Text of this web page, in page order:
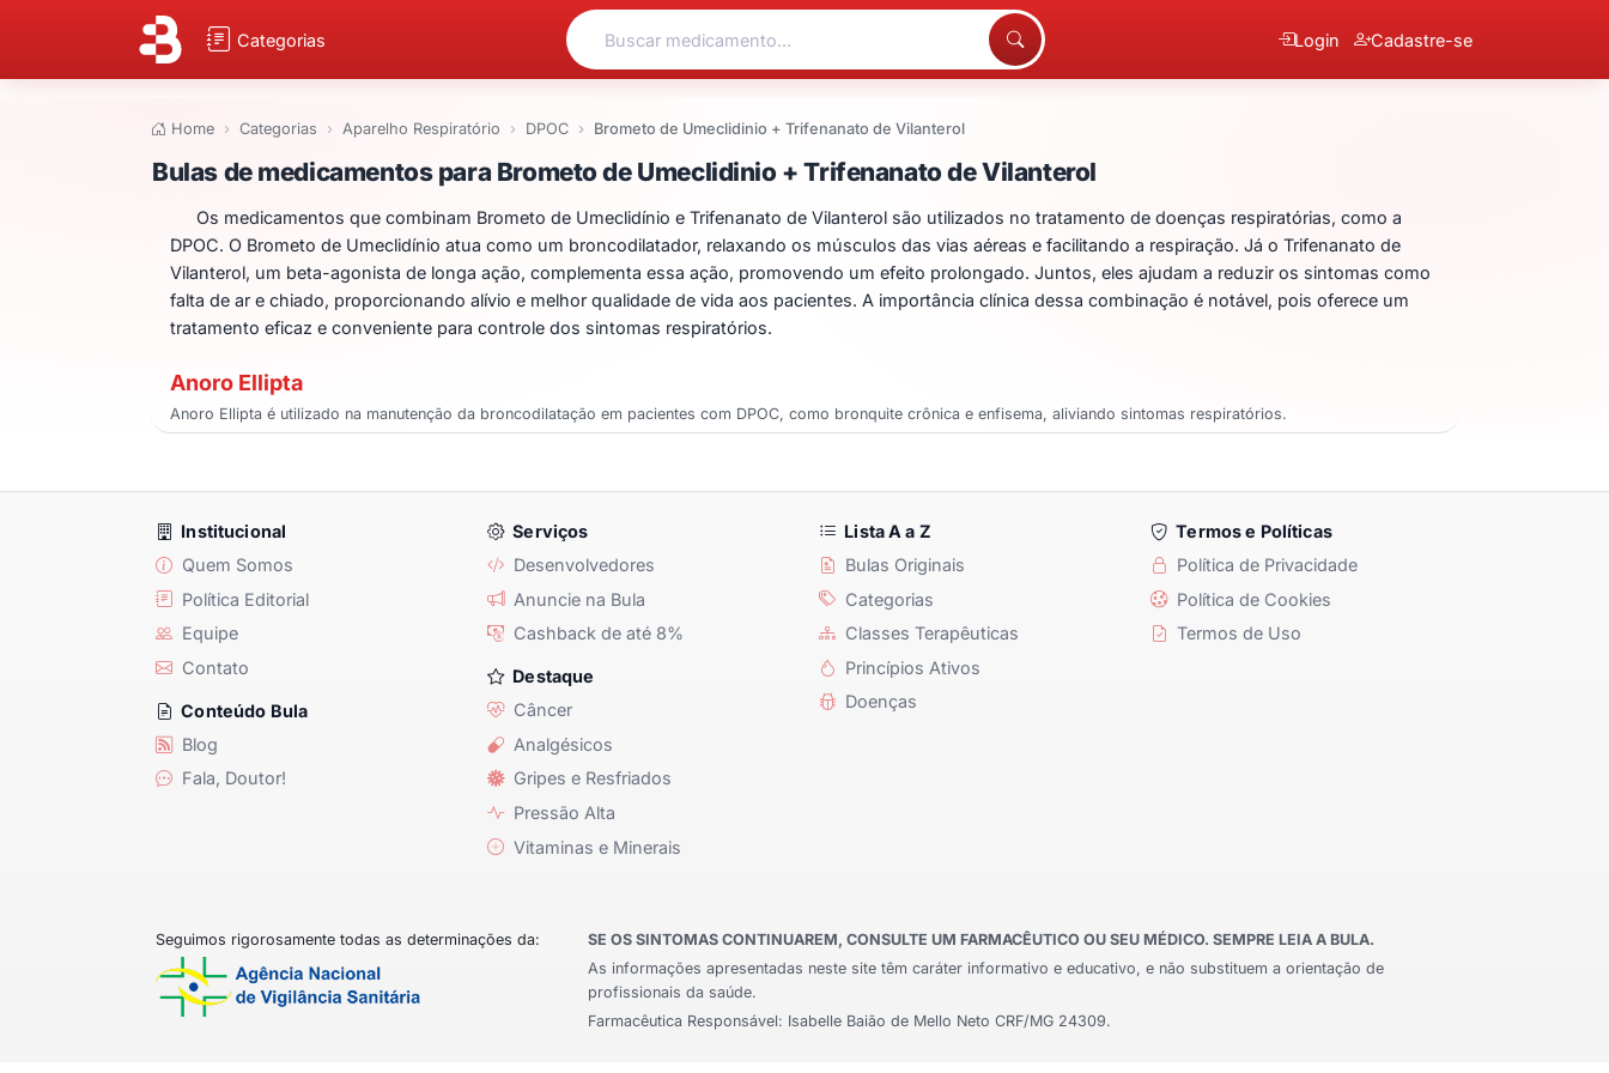
Categorias Login Cadastre-se
Home Categorias Aparelho Respiratório DPOC Brometo de Umeclidinio + Trifenanato de Vilanterol
Bulas de medicamentos para Brometo de Umeclidinio + Trifenanato
Bulas de medicamentos para Brometo de Umeclidinio + Trifenanato de Vilanterol
Os medicamentos que combinam Brometo de Umeclidínio e Trifenanato de Vilanterol são utilizados no tratamento de doenças respiratórias, como a
DPOC. O Brometo de Umeclidínio atua como um broncodilatador, relaxando os músculos das vias aéreas e facilitando a respiração. Já o Trifenanato de
Vilanterol, um beta-agonista de longa ação, complementa essa ação, promovendo um efeito prolongado. Juntos, eles ajudam a reduzir os sintomas como
falta de ar e chiado, proporcionando alívio e melhor qualidade de vida aos pacientes. A importância clínica dessa combinação é notável, pois oferece um
tratamento eficaz e conveniente para controle dos sintomas respiratórios.
Anoro Ellipta
Anoro Ellipta é utilizado na manutenção da broncodilatação em pacientes com DPOC, como bronquite crônica e enfisema, aliviando sintomas respiratórios.
Institucional
Quem Somos
Política Editorial
Equipe
Contato
Conteúdo Bula
Blog
Fala, Doutor!
Serviços
Desenvolvedores
Anuncie na Bula
Cashback de até 8%
Destaque
Câncer
Analgésicos
Gripes e Resfriados
Pressão Alta
Vitaminas e Minerais
Lista A a Z
Bulas Originais
Categorias
Classes Terapêuticas
Princípios Ativos
Doenças
Termos e Políticas
Política de Privacidade
Política de Cookies
Termos de Uso
Seguimos rigorosamente todas as determinações da:
SE OS SINTOMAS CONTINUAREM, CONSULTE UM FARMACÊUTICO OU SEU MÉDICO. SEMPRE LEIA A BULA.
As informações apresentadas neste site têm caráter informativo e educativo, e não substituem a orientação de
profissionais da saúde.
Farmacêutica Responsável: Isabelle Baião de Mello Neto CRF/MG 24309.